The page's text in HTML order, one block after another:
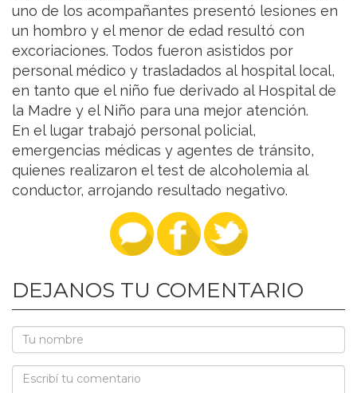
uno de los acompañantes presentó lesiones en
un hombro y el menor de edad resultó con
excoriaciones. Todos fueron asistidos por
personal médico y trasladados al hospital local,
en tanto que el niño fue derivado al Hospital de
la Madre y el Niño para una mejor atención.
En el lugar trabajó personal policial,
emergencias médicas y agentes de tránsito,
quienes realizaron el test de alcoholemia al
conductor, arrojando resultado negativo.
DEJANOS TU COMENTARIO